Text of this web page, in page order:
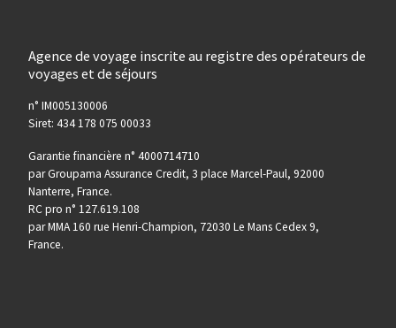
Agence de voyage inscrite au registre des opérateurs de
voyages et de séjours
n° IM005130006
Siret: 434 178 075 00033
Garantie financière n° 4000714710
par Groupama Assurance Credit, 3 place Marcel-Paul, 92000
Nanterre, France.
RC pro n° 127.619.108
par MMA 160 rue Henri-Champion, 72030 Le Mans Cedex 9,
France.